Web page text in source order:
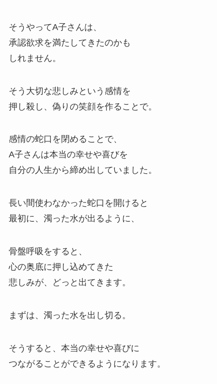
そうやってA子さんは、
承認欲求を満たしてきたのかも
しれません。
そう大切な悲しみという感情を
押し殺し、偽りの笑顔を作ることで。
感情の蛇口を閉めることで、
A子さんは本当の幸せや喜びを
自分の人生から締め出していました。
長い間使わなかった蛇口を開けると
最初に、濁った水が出るように、
骨盤呼吸をすると、
心の奥底に押し込めてきた
悲しみが、どっと出てきます。
まずは、濁った水を出し切る。
そうすると、本当の幸せや喜びに
つながることができるようになります。